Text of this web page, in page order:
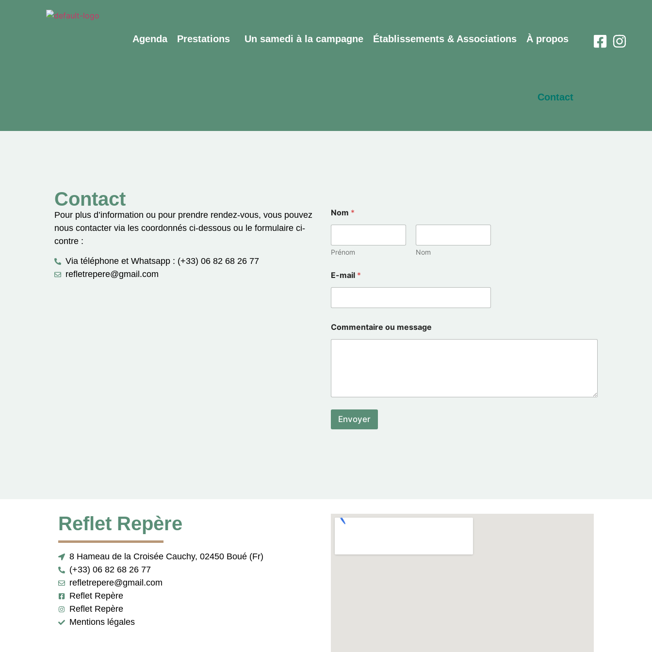
Agenda Prestations Un samedi à la campagne Établissements & Associations À propos
Contact
Contact
Pour plus d’information ou pour prendre rendez-vous, vous pouvez
nous contacter via les coordonnés ci-dessous ou le formulaire ci-
contre :
Via téléphone et Whatsapp : (+33) 06 82 68 26 77
refletrepere@gmail.com
Nom *
Prénom Nom
E-mail *
Commentaire ou message
Envoyer
Reflet Repère
8 Hameau de la Croisée Cauchy, 02450 Boué (Fr)
(+33) 06 82 68 26 77
refletrepere@gmail.com
Reflet Repère
Reflet Repère
Mentions légales